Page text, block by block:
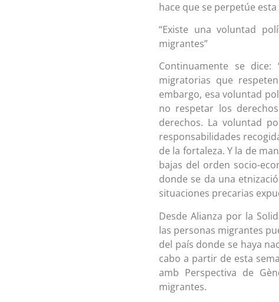
hace que se perpetúe
“Existe una voluntad
migrantes”
Continuamente se
migratorias que
embargo, esa voluntad
no respetar los
derechos. La voluntad
responsabilidades
de la fortaleza. Y la de
bajas del orden socio-
donde se da una
situaciones precarias
Desde Alianza por la
las personas migrantes
del país donde se haya
cabo a partir de esta
amb Perspectiva de
migrantes.